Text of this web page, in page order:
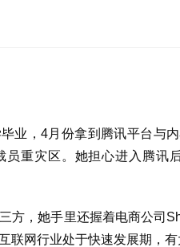
业，4月份拿到腾讯平台与
员重灾区。她担心进入腾讯
方，她手里还握着电商公司
联网行业处于快速发展期，